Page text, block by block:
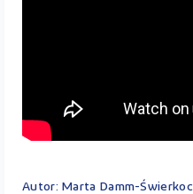
Autor: Marta Damm-